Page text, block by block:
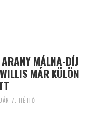
MÁLNA-DÍJ
MÁR KÜLÖN
7. HÉTFŐ